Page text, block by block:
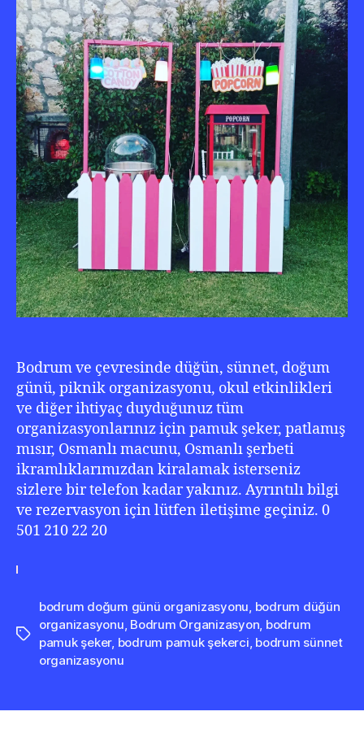
Bodrum ve çevresinde düğün, sünnet, doğum
günü, piknik organizasyonu, okul etkinlikleri
ve diğer ihtiyaç duyduğunuz tüm
organizasyonlarınız için pamuk şeker, patlamış
mısır, Osmanlı macunu, Osmanlı şerbeti
ikramlıklarımızdan kiralamak isterseniz
sizlere bir telefon kadar yakınız. Ayrıntılı bilgi
ve rezervasyon için lütfen iletişime geçiniz. 0
501 210 22 20
Etiketler
bodrum doğum günü organizasyonu bodrum düğün
organizasyonu Bodrum Organizasyon bodrum
pamuk şeker, bodrum pamuk şekerci bodrum sünnet
organizasyonu